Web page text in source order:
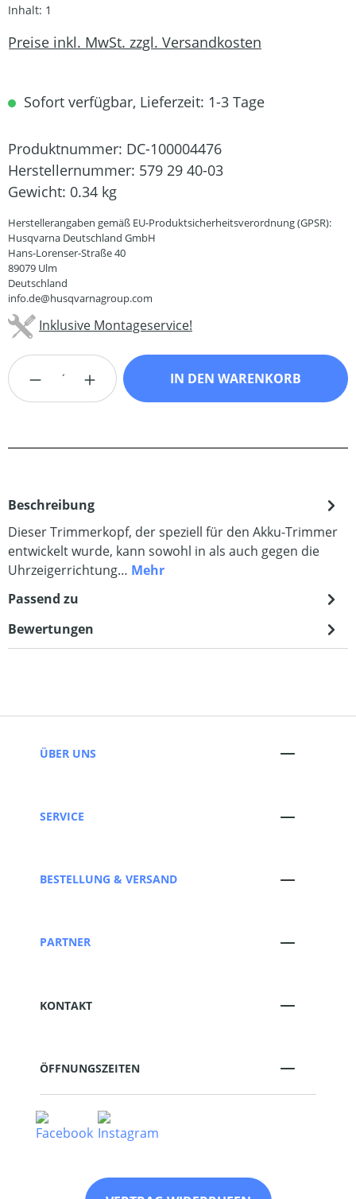
Inhalt: 1
Preise inkl. MwSt. zzgl. Versandkosten
Sofort verfügbar, Lieferzeit: 1-3 Tage
Produktnummer: DC-100004476
Herstellernummer: 579 29 40-03
Gewicht: 0.34 kg
Herstellerangaben gemäß EU-Produktsicherheitsverordnung (GPSR):
Husqvarna Deutschland GmbH
Hans-Lorenser-Straße 40
89079 Ulm
Deutschland
info.de@husqvarnagroup.com
Inklusive Montageservice!
Produkt Anzahl: Gib den gewünschten
IN DEN WARENKORB
Beschreibung
Dieser Trimmerkopf, der speziell für den Akku-Trimmer
entwickelt wurde, kann sowohl in als auch gegen die
Uhrzeigerrichtung… Mehr
Passend zu
Bewertungen
ÜBER UNS
SERVICE
BESTELLUNG & VERSAND
PARTNER
KONTAKT
ÖFFNUNGSZEITEN